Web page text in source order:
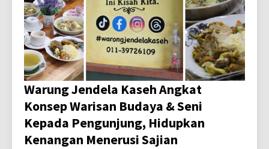
Warung Jendela Kaseh Angkat
Konsep Warisan Budaya & Seni
Kepada Pengunjung, Hidupkan
Kenangan Menerusi Sajian